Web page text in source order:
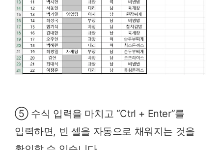
⑤ 수식 입력을 마치고 “Ctrl + Enter”를
입력하면, 빈 셀을 자동으로 채워지는 것을